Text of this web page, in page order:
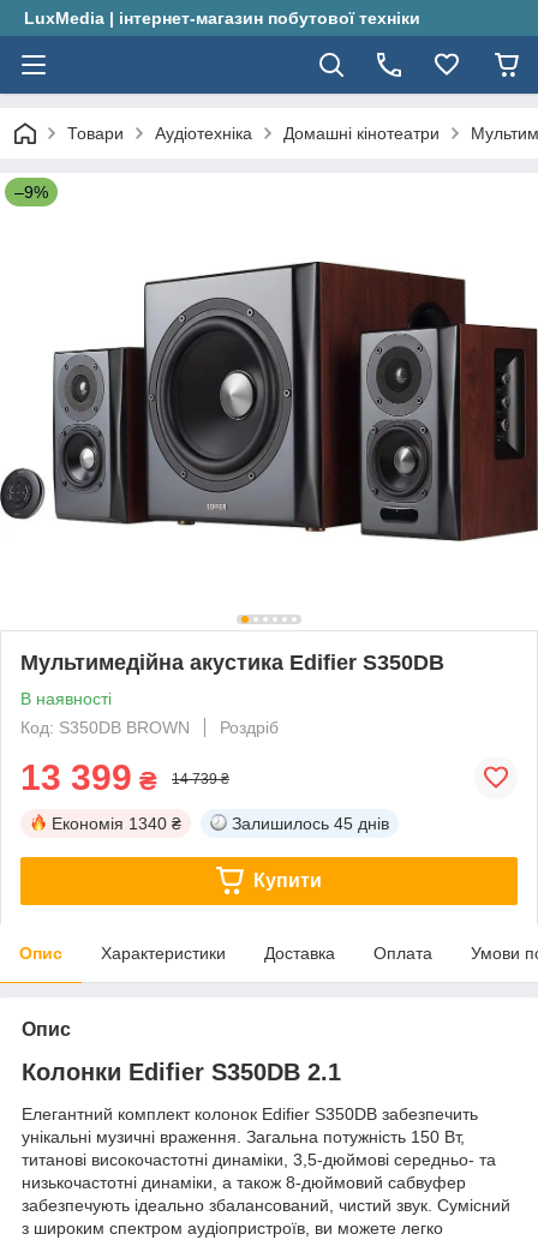
LuxMedia | інтернет-магазин побутової техніки
Товари Аудіотехніка Домашні кінотеатри
–9%
Мультимедійна акустика Edifier S350DB
В наявності
Код: S350DB BROWN
Роздріб
13 399 ₴ 14 739 ₴
Економія 1340 ₴ Залишилось 45 днів
Купити
Опис Характеристики Доставка Оплата Умови
Опис
Колонки Edifier S350DB 2.1
Елегантний комплект колонок Edifier S350DB забезпечить
унікальні музичні враження. Загальна потужність 150 Вт,
титанові високочастотні динаміки, 3,5-дюймові середньо- та
низькочастотні динаміки, а також 8-дюймовий сабвуфер
забезпечують ідеально збалансований, чистий звук. Сумісний
з широким спектром аудіопристроїв, ви можете легко